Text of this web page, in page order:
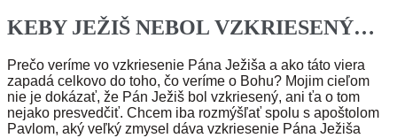
KEBY JEŽIŠ NEBOL VZKRIESENÝ…
Prečo veríme vo vzkriesenie Pána Ježiša a ako táto viera
zapadá celkovo do toho, čo veríme o Bohu? Mojim cieľom
nie je dokázať, že Pán Ježiš bol vzkriesený, ani ťa o tom
nejako presvedčiť. Chcem iba rozmýšľať spolu s apoštolom
Pavlom, aký veľký zmysel dáva vzkriesenie Pána Ježiša